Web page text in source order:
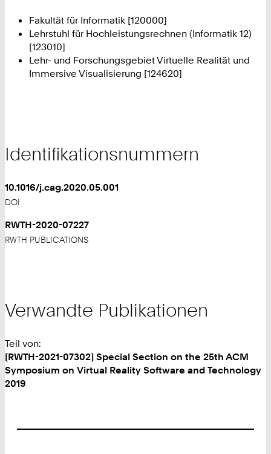
Fakultät für Informatik [120000]
Lehrstuhl für Hochleistungsrechnen (Informatik 12)
[123010]
Lehr- und Forschungsgebiet Virtuelle Realität und
Immersive Visualisierung [124620]
Identifikationsnummern
10.1016/j.cag.2020.05.001
DOI
RWTH-2020-07227
RWTH PUBLICATIONS
Verwandte Publikationen
Teil von:
[RWTH-2021-07302] Special Section on the 25th ACM
Symposium on Virtual Reality Software and Technology
2019